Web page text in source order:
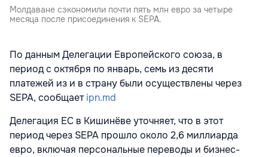
Молдаване сэкономили почти пять млн евро за четыре
месяца после присоединения к SEPA.
По данным Делегации Европейского союза, в
период с октября по январь, семь из десяти
платежей из и в страну были осуществлены через
SEPA, сообщаетipn.md
Делегация ЕС в Кишинёве уточняет, что в этот
период через SEPA прошло около 2,6 миллиарда
евро, включая персональные переводы и бизнес-